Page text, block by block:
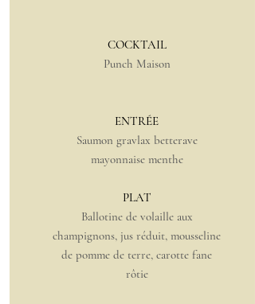
COCKTAIL
Punch Maison
ENTRÉE
Saumon gravlax betterave
mayonnaise menthe
PLAT
Ballotine de volaille aux
champignons, jus réduit, mousseline
de pomme de terre, carotte fane
rôtie